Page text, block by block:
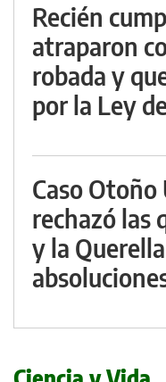
Recién
atraparon
robada y
por la Ley
Caso Otoño
rechazó las
y la